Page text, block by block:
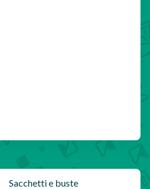
Sacchetti e buste